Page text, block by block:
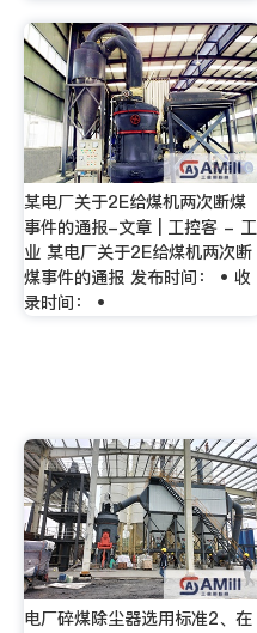
某电厂关于2E给煤机两次断煤
事件的通报-文章 | 工控客 - 工
业 某电厂关于2E给煤机两次断
煤事件的通报 发布时间： • 收
录时间： •
电厂碎煤除尘器选用标准2、在